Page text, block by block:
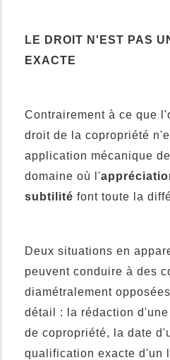
LE DROIT N'EST PAS
EXACTE
Contrairement à ce que
droit de la copropriété
application mécanique
domaine où l'
subtilité font toute la
Deux situations en
peuvent conduire à des
diamétralement
détail : la rédaction
de copropriété, la date
qualification exacte d'un